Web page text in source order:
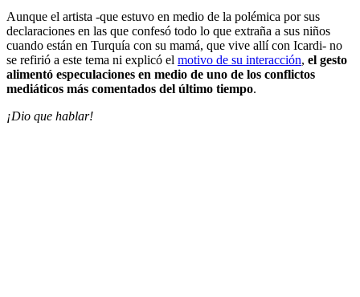
Aunque el artista -que estuvo en medio de la polémica por sus
declaraciones en las que confesó todo lo que extraña a sus niños
cuando están en Turquía con su mamá, que vive allí con Icardi- no
se refirió a este tema ni explicó el motivo de su interacción, el gesto
alimentó especulaciones en medio de uno de los conflictos
mediáticos más comentados del último tiempo.
¡Dio que hablar!